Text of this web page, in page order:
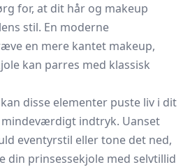
for, at dit hår og makeup
stil. En moderne
en mere kantet makeup,
kan parres med klassisk
disse elementer puste liv i dit
indtryk. Uanset
eventyrstil eller tone det ned,
din prinsessekjole med selvtillid